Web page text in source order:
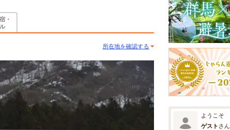
・
所在地を確認する
ようこそ
ゲスト さん